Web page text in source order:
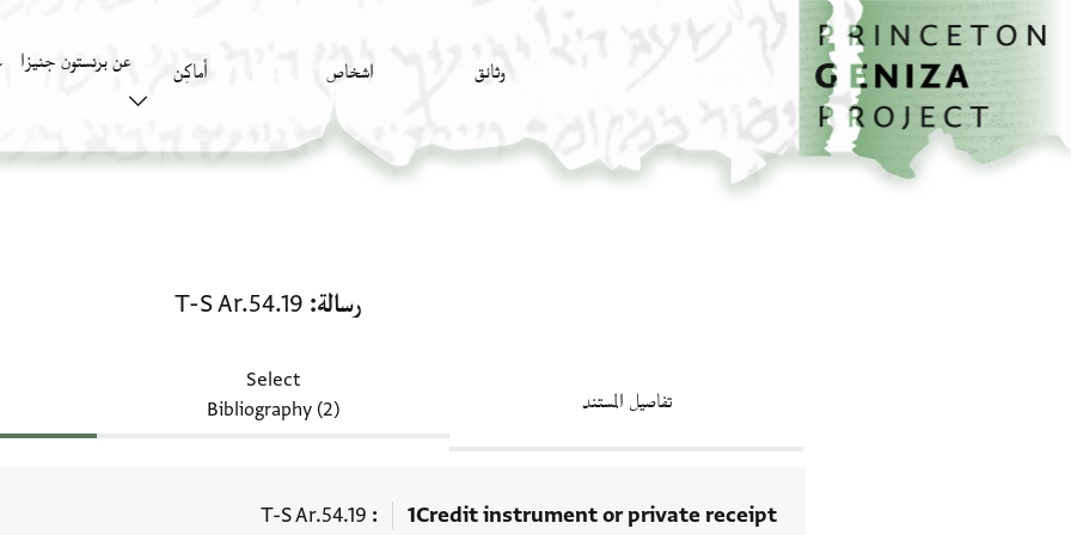
تخطي إلى المحتوى الرئيسي
الصفحة الرئيسية
وثائق اشخاص أَماكِن عن برنستون جنيزا
رسالة T-S Ar.54.19
تفاصيل المستند
Select
Bibliography (2)
1Credit instrument or private receipt
T-S Ar.54.19